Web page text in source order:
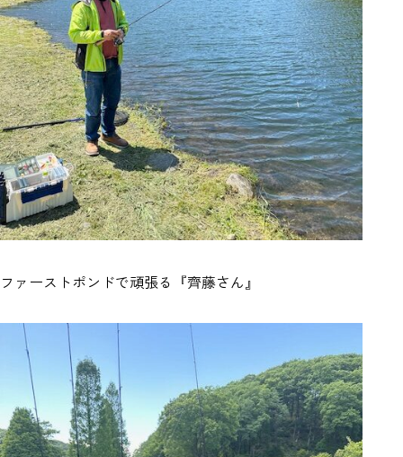
ファーストポンドで頑張る『齊藤さん』